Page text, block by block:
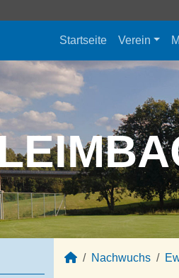
Startseite Verein
Nachwuchs